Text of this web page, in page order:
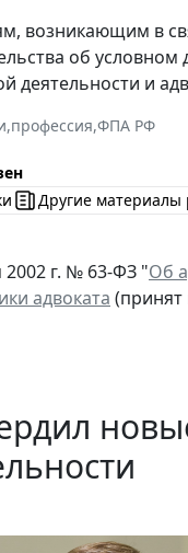
возникающим в
об
деятельности и
,профессия,ФПА РФ
Другие материалы
г. № 63-ФЗ "Об
адвоката (принят